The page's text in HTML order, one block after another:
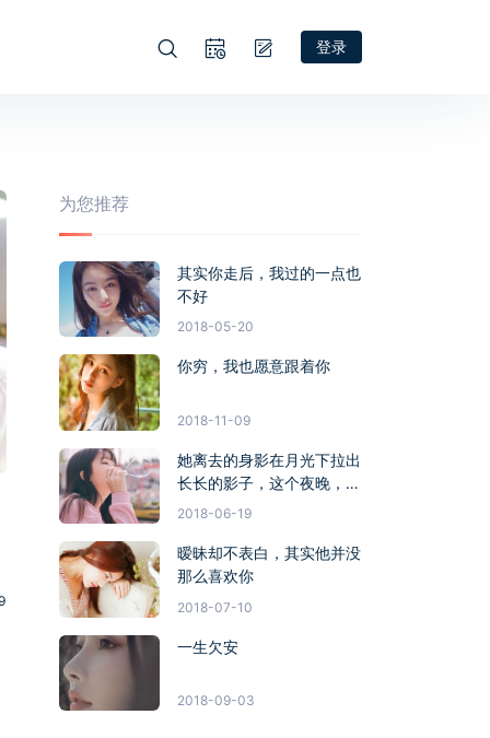
登录
为您推荐
其实你走后，我过的一点也
不好
2018-05-20
你穷，我也愿意跟着你
2018-11-09
她离去的身影在月光下拉出
长长的影子，这个夜晚，始
终不曾完整
2018-06-19
暧昧却不表白，其实他并没
那么喜欢你
2018-07-10
一生欠安
2018-09-03